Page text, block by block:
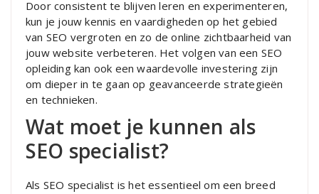
Door consistent te blijven leren en experimenteren,
kun je jouw kennis en vaardigheden op het gebied
van SEO vergroten en zo de online zichtbaarheid van
jouw website verbeteren. Het volgen van een SEO
opleiding kan ook een waardevolle investering zijn
om dieper in te gaan op geavanceerde strategieën
en technieken.
Wat moet je kunnen als
SEO specialist?
Als SEO specialist is het essentieel om een breed